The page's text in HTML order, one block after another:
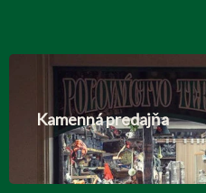
Kamenná predajňa